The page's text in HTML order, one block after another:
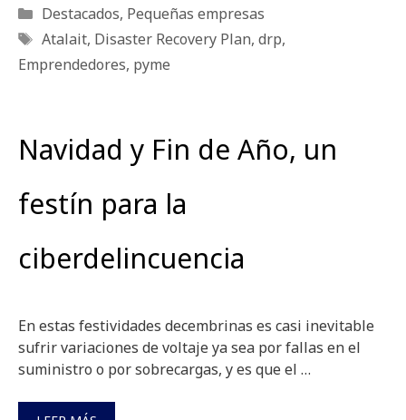
Categorías
Destacados, Pequeñas empresas
Etiquetas
Atalait, Disaster Recovery Plan, drp,
Emprendedores, pyme
Navidad y Fin de Año, un
festín para la
ciberdelincuencia
En estas festividades decembrinas es casi inevitable
sufrir variaciones de voltaje ya sea por fallas en el
suministro o por sobrecargas, y es que el …